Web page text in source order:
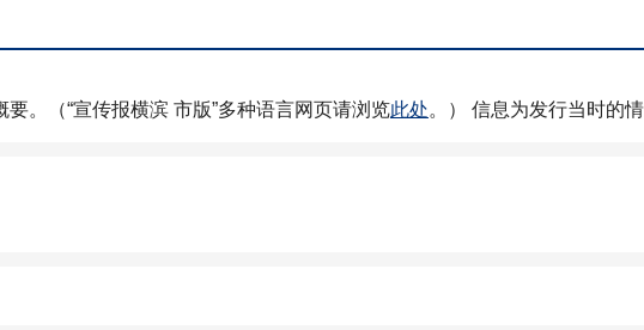
要。（“宣传报横滨 市版”多种语言网页请浏览此处。） 信息为发行当时的